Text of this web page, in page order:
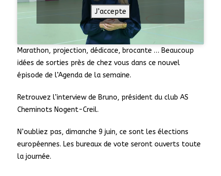
J’accepte
Marathon, projection, dédicace, brocante … Beaucoup
idées de sorties près de chez vous dans ce nouvel
épisode de l’Agenda de la semaine.
Retrouvez l’interview de Bruno, président du club AS
Cheminots Nogent-Creil.
N’oubliez pas, dimanche 9 juin, ce sont les élections
européennes. Les bureaux de vote seront ouverts toute
la journée.